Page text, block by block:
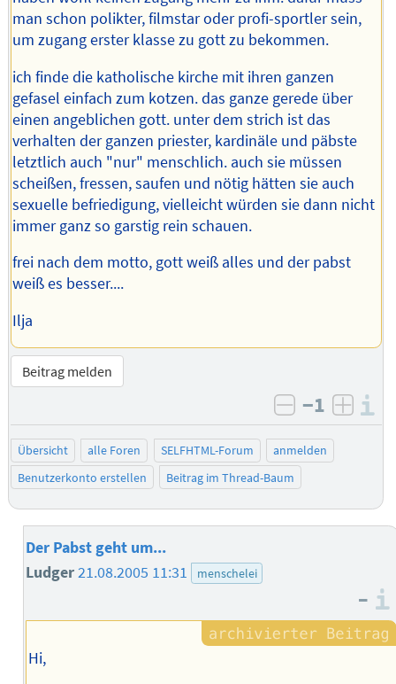
man schon polikter, filmstar oder profi-sportler sein,
um zugang erster klasse zu gott zu bekommen.
ich finde die katholische kirche mit ihren ganzen
gefasel einfach zum kotzen. das ganze gerede über
einen angeblichen gott. unter dem strich ist das
verhalten der ganzen priester, kardinäle und päbste
letztlich auch "nur" menschlich. auch sie müssen
scheißen, fressen, saufen und nötig hätten sie auch
sexuelle befriedigung, vielleicht würden sie dann nicht
immer ganz so garstig rein schauen.
frei nach dem motto, gott weiß alles und der pabst
weiß es besser....
Ilja
Beitrag melden
negativ
−1
Übersicht alle Foren SELFHTML-Forum
anmelden
Benutzerkonto erstellen
Beitrag im Thread-Baum
Der Pabst geht um...
Ludger21.08.2005 11:31 menschelei
–
Hi,